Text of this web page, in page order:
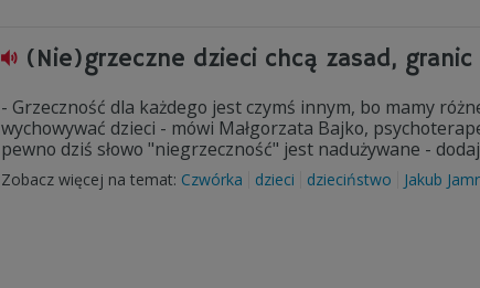
(Nie)grzeczne dzieci chcą zasad, granic
- Grzeczność dla każdego jest czymś innym, bo mamy
wychowywać dzieci - mówi Małgorzata Bajko,
pewno dziś słowo "niegrzeczność" jest nadużywane -
Zobacz więcej na temat: Czwórka dzieci dzieciństwo Jakub